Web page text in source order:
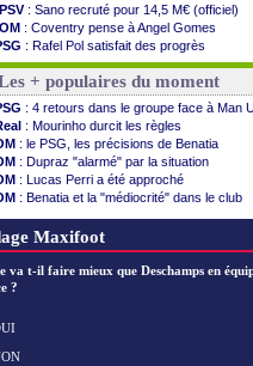
PSV : Sano recruté pour 14,5 M€ (officiel)
OM : Coventry pense à Angel Gomes
: Rafel Pol satisfait des progrès
: le Barça vainqueur puis battu
: Calhanoglu prêt à prolonger
: Abdelmonem veut rester
: le classement complet
: les résultats de la soirée
: Le Havre renversé par Oviedo
: Nice battu aux tirs au but
: Ivanovic proche de Lens
: Dupraz "alarmé" par la situation
: Mbamba prêté par Leverkusen
: Lukaku dit oui à Fenerbahçe
+ populaires du moment
: 4 retours dans le groupe face à Man
: Mourinho durcit les règles
: le PSG, les précisions de Benatia
: Dupraz "alarmé" par la situation
: Lucas Perri a été approché
: Benatia et la "médiocrité" dans le club
: B. Genesio - "ce n'est pas idéal"
Maxifoot
va t-il faire mieux que Deschamps en
?